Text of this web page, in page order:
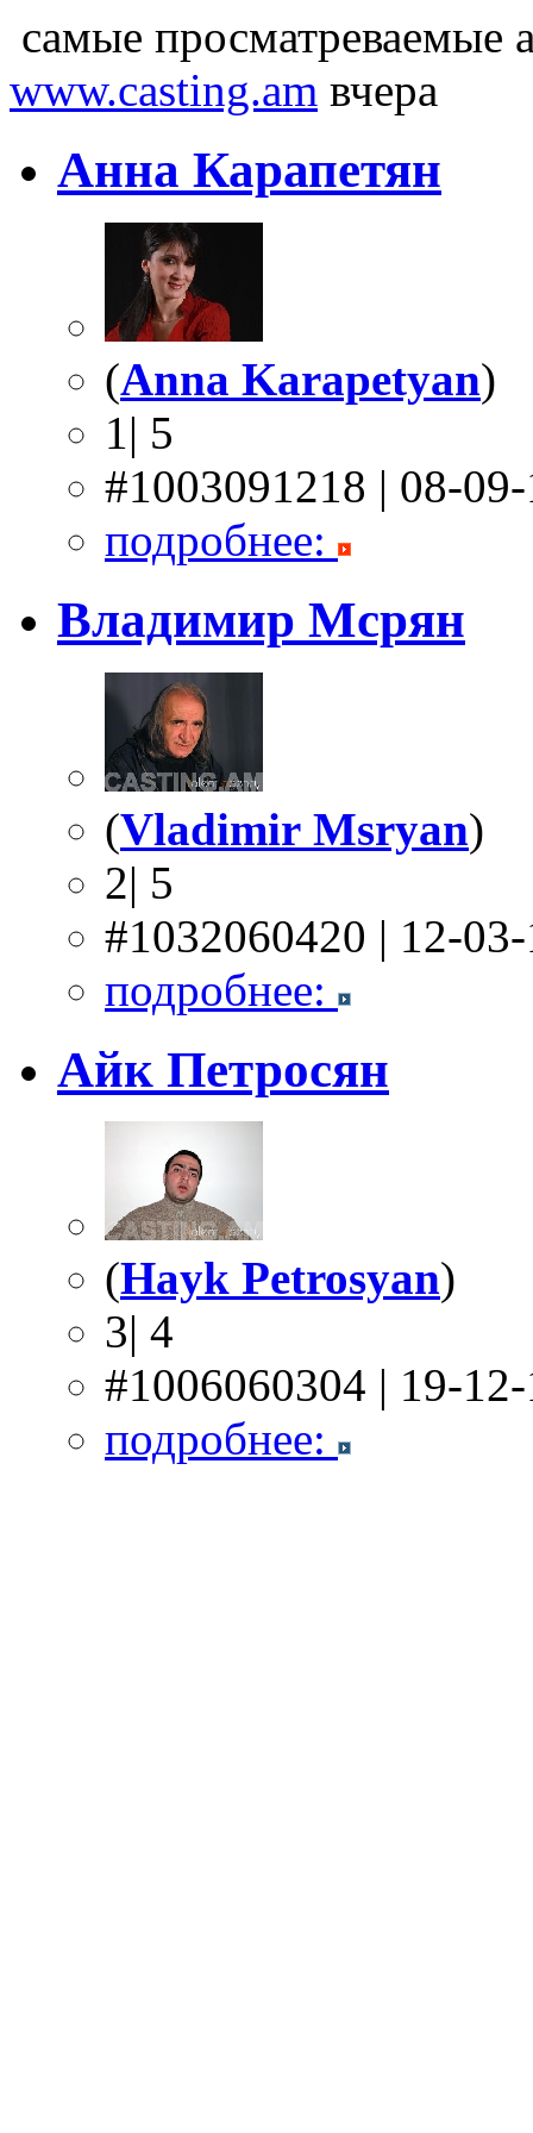
самые просматреваемые
www.casting.am вчера
Анна Карапетян
(Anna Karapetyan)
1| 5
#1003091218 | 08-
подробнее:
Владимир Мсрян
(Vladimir Msryan)
2| 5
#1032060420 | 12-
подробнее:
Айк Петросян
(Hayk Petrosyan)
3| 4
#1006060304 | 19-
подробнее: